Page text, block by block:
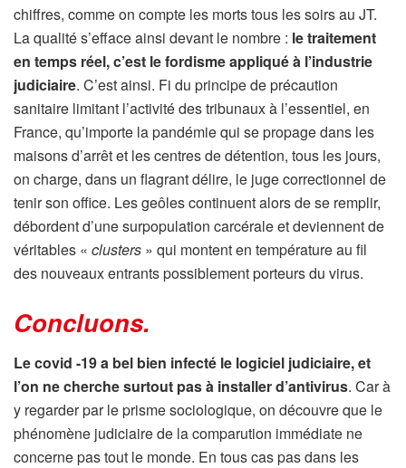
chiffres, comme on compte les morts tous les soirs au JT.
La qualité s’efface ainsi devant le nombre : le traitement
en temps réel, c’est le fordisme appliqué à l’industrie
judiciaire. C’est ainsi. Fi du principe de précaution
sanitaire limitant l’activité des tribunaux à l’essentiel, en
France, qu’importe la pandémie qui se propage dans les
maisons d’arrêt et les centres de détention, tous les jours,
on charge, dans un flagrant délire, le juge correctionnel de
tenir son office. Les geôles continuent alors de se remplir,
débordent d’une surpopulation carcérale et deviennent de
véritables « clusters » qui montent en température au fil
des nouveaux entrants possiblement porteurs du virus.
Concluons.
Le covid -19 a bel bien infecté le logiciel judiciaire, et
l’on ne cherche surtout pas à installer d’antivirus. Car à
y regarder par le prisme sociologique, on découvre que le
phénomène judiciaire de la comparution immédiate ne
concerne pas tout le monde. En tous cas pas dans les